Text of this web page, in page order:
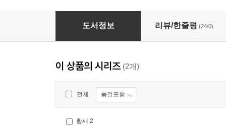
도서정보 리뷰/한줄평 (24/0)
이 상품의 시리즈 (2개)
전체 품절포함
황새 2